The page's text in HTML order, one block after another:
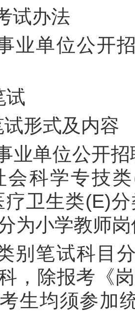
试办法
业单位公开
试
试形式及内容
业单位公开
会科学专技
疗卫生类(E)
为小学教师
别笔试科目
，除报考《
生均须参加